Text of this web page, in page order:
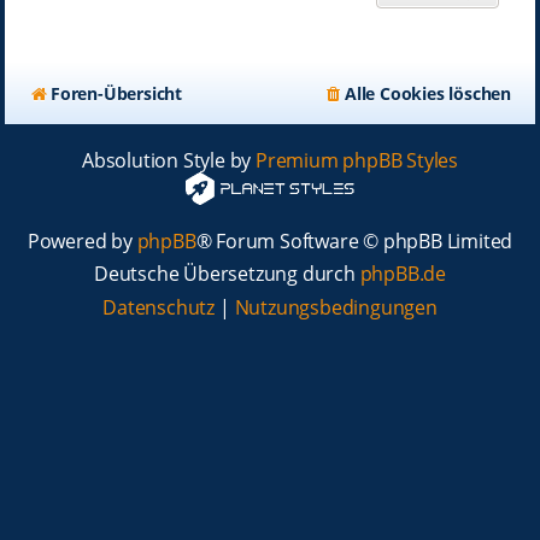
Foren-Übersicht Alle Cookies löschen
Absolution Style by Premium phpBB Styles
Powered by phpBB® Forum Software © phpBB Limited
Deutsche Übersetzung durch phpBB.de
Datenschutz | Nutzungsbedingungen